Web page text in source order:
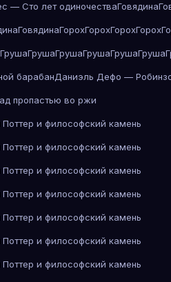
— Сто лет одиночестваГовядина
ГовядинаГорохГорохГорохГорох
ГрушаГрушаГрушаГрушаГрушаГруша
барабанДаниэль Дефо —
пропастью во ржи
и философский камень
и философский камень
и философский камень
и философский камень
и философский камень
и философский камень
и философский камень